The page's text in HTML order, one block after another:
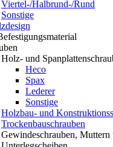
Viertel-/Halbrund-/Rund
Sonstige
Holz- und
Heco
Spax
Lederer
Sonstige
Holzbau- und
Trockenbauschrauben
Gewindeschrauben, Muttern